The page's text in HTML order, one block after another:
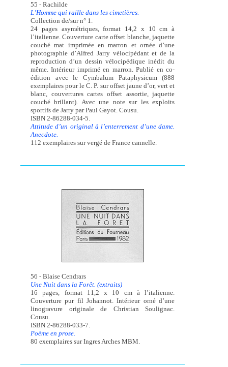
55 - Rachilde
L’Homme qui raille dans les cimetières.
Collection de/sur n° 1.
24 pages asymétriques, format 14,2 x 10 cm à
l’italienne. Couverture carte offset blanche, jaquette
couché mat imprimée en marron et ornée d’une
photographie d’Alfred Jarry vélocipédant et de la
reproduction d’un dessin vélocipédique inédit du
même. Intérieur imprimé en marron. Publié en co-
édition avec le Cymbalum Pataphysicum (888
exemplaires pour le C. P. sur offset jaune d’or, vert et
blanc, couvertures cartes offset assortie, jaquette
couché brillant). Avec une note sur les exploits
sportifs de Jarry par Paul Gayot. Cousu.
ISBN 2-86288-034-5.
Attitude d’un original à l’enterrement d’une dame.
Anecdote.
112 exemplaires sur vergé de France cannelle.
56 - Blaise Cendrars
Une Nuit dans la Forêt. (extraits)
16 pages, format 11,2 x 10 cm à l’italienne.
Couverture pur fil Johannot. Intérieur orné d’une
linogravure originale de Christian Soulignac.
Cousu.
ISBN 2-86288-033-7.
Poème en prose.
80 exemplaires sur Ingres Arches MBM.